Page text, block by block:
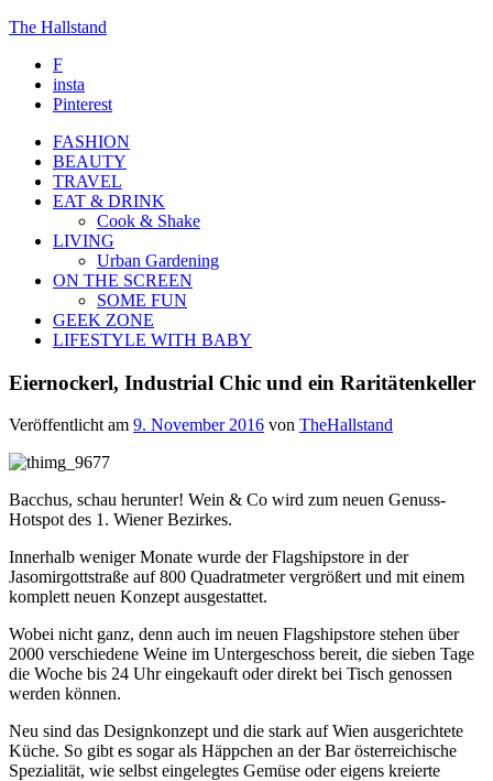
The Hallstand
F
insta
Pinterest
FASHION
BEAUTY
TRAVEL
EAT & DRINK
Cook & Shake
LIVING
Urban Gardening
ON THE SCREEN
SOME FUN
GEEK ZONE
LIFESTYLE WITH BABY
Eiernockerl, Industrial Chic und ein Raritätenkeller
Veröffentlicht am 9. November 2016 von TheHallstand
Bacchus, schau herunter! Wein & Co wird zum neuen Genuss-
Hotspot des 1. Wiener Bezirkes.
Innerhalb weniger Monate wurde der Flagshipstore in der
Jasomirgottstraße auf 800 Quadratmeter vergrößert und mit einem
komplett neuen Konzept ausgestattet.
Wobei nicht ganz, denn auch im neuen Flagshipstore stehen über
2000 verschiedene Weine im Untergeschoss bereit, die sieben Tage
die Woche bis 24 Uhr eingekauft oder direkt bei Tisch genossen
werden können.
Neu sind das Designkonzept und die stark auf Wien ausgerichtete
Küche. So gibt es sogar als Häppchen an der Bar österreichische
Spezialität, wie selbst eingelegtes Gemüse oder eigens kreierte